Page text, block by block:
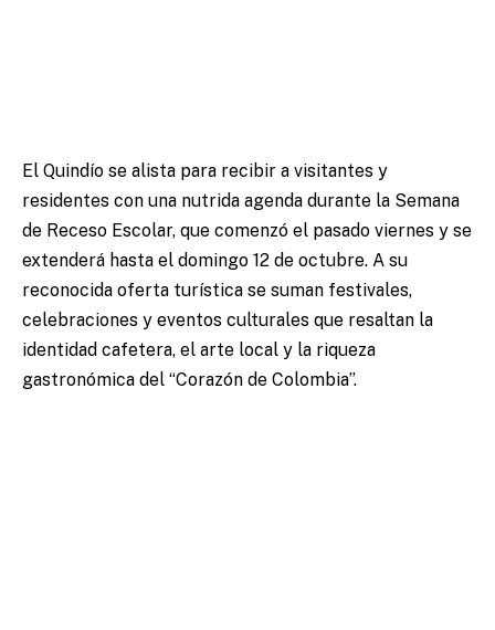
El Quindío se alista para recibir a visitantes y
residentes con una nutrida agenda durante la Semana
de Receso Escolar, que comenzó el pasado viernes y se
extenderá hasta el domingo 12 de octubre. A su
reconocida oferta turística se suman festivales,
celebraciones y eventos culturales que resaltan la
identidad cafetera, el arte local y la riqueza
gastronómica del “Corazón de Colombia”.